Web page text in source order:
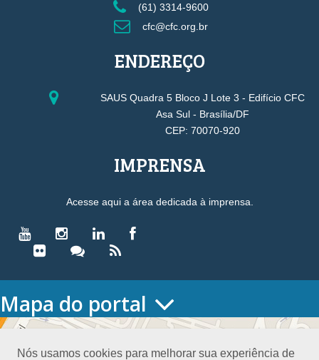
Nós usamos cookies para melhorar sua experiência de
(61) 3314-9600
cfc@cfc.org.br
ENDEREÇO
SAUS Quadra 5 Bloco J Lote 3 - Edifício CFC
Asa Sul - Brasília/DF
CEP: 70070-920
IMPRENSA
Acesse aqui a área dedicada à imprensa.
Mapa do portal
HOME
Conselho Diretor